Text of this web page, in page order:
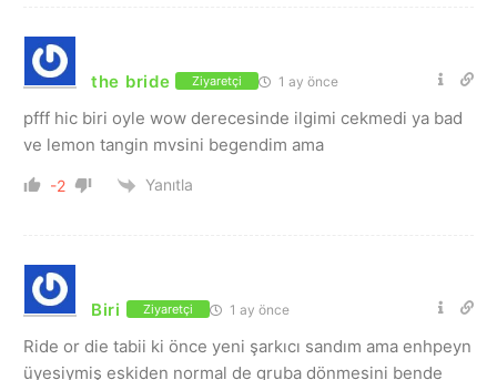
the bride Ziyaretçi 1 ay önce
pfff hic biri oyle wow derecesinde ilgimi cekmedi ya bad
ve lemon tangin mvsini begendim ama
-2 Yanıtla
Biri Ziyaretçi 1 ay önce
Ride or die tabii ki önce yeni şarkıcı sandım ama enhpeyn
üyesiymiş eskiden normal de gruba dönmesini bende